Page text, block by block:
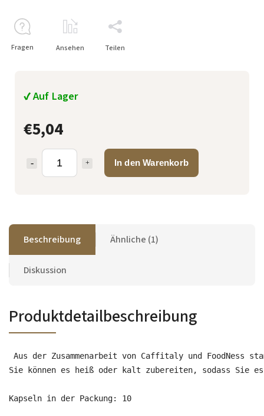
€5,04
In den Warenkorb
✔ Auf Lager
Fragen Ansehen Teilen
Beschreibung Ähnliche (1)
Diskussion
Produktdetailbeschreibung
Aus der Zusammenarbeit von Caffitaly und FoodNess
Sie können es heiß oder kalt zubereiten, sodass Sie
Kapseln in der Packung: 10